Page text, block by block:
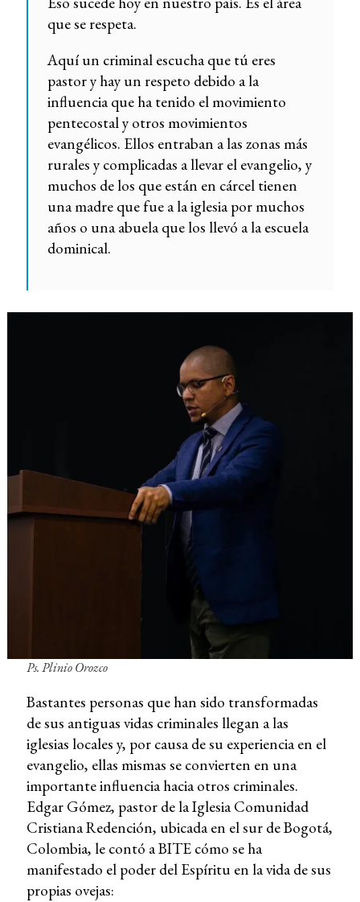
que se respeta.
Aquí un criminal escucha que tú eres
pastor y hay un respeto debido a la
influencia que ha tenido el movimiento
pentecostal y otros movimientos
evangélicos. Ellos entraban a las zonas más
rurales y complicadas a llevar el evangelio, y
muchos de los que están en cárcel tienen
una madre que fue a la iglesia por muchos
años o una abuela que los llevó a la escuela
dominical.
Ps. Plinio Orozco
Bastantes personas que han sido transformadas
de sus antiguas vidas criminales llegan a las
iglesias locales y, por causa de su experiencia en el
evangelio, ellas mismas se convierten en una
importante influencia hacia otros criminales.
Edgar Gómez, pastor de la Iglesia Comunidad
Cristiana Redención, ubicada en el sur de Bogotá,
Colombia, le contó a BITE cómo se ha
manifestado el poder del Espíritu en la vida de sus
propias ovejas: